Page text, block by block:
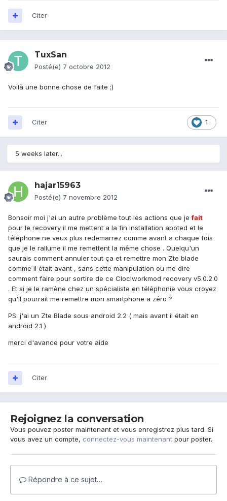
Citer
TuxSan
Posté(e) 7 octobre 2012
Voilà une bonne chose de faite ;)
1
Citer
5 weeks later...
hajar15963
Posté(e) 7 novembre 2012
Bonsoir moi j'ai un autre problème tout les actions que jefait
pour le recovery il me mettent a la fin installation aboted et le
téléphone ne veux plus redemarrez comme avant a chaque fois
que je le rallume il me remettent la même chose . Quelqu'un
saurais comment annuler tout ça et remettre mon Zte blade
comme il était avant , sans cette manipulation ou me dire
comment faire pour sortire de ce Cloclworkmod recovery v5.0.2.0
. Et si je le ramène chez un spécialiste en téléphonie vous croyez
qu'il pourrait me remettre mon smartphone a zéro ?
PS: j'ai un Zte Blade sous android 2.2 ( mais avant il était en
android 2.1 )
merci d'avance pour votre aide
Citer
Rejoignez la conversation
Vous pouvez poster maintenant et vous enregistrez plus tard. Si
vous avez un compte, connectez-vous maintenant pour poster.
Répondre à ce sujet…